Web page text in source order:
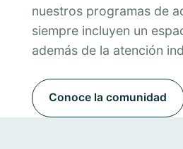
nuestros programas de
siempre incluyen un
además de la atención
Conoce la comunidad